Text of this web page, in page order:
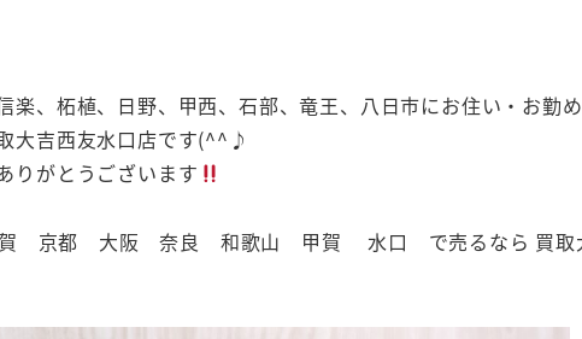
楽、柘植、日野、甲西、石部、竜王、八日市にお住い・お勤
大吉西友水口店です(^^♪
りがとうございます
京都 大阪 奈良 和歌山 甲賀 水口 で売るなら 買取大